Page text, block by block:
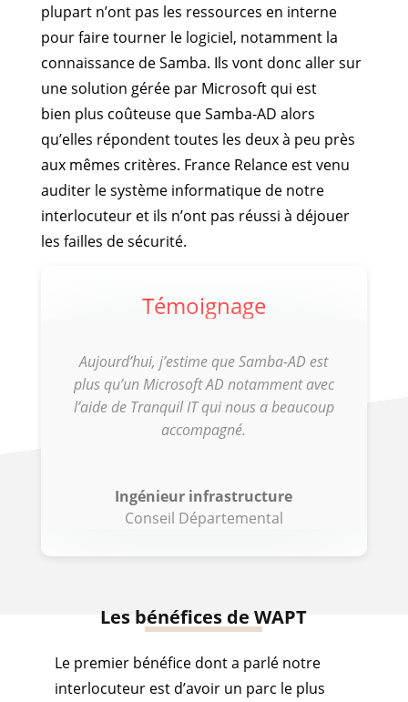
plupart n’ont pas les ressources en interne
pour faire tourner le logiciel, notamment la
connaissance de Samba. Ils vont donc aller sur
une solution gérée par Microsoft qui est
bien plus coûteuse que Samba-AD alors
qu’elles répondent toutes les deux à peu près
aux mêmes critères. France Relance est venu
auditer le système informatique de notre
interlocuteur et ils n’ont pas réussi à déjouer
les failles de sécurité.
Témoignage
Aujourd’hui, j’estime que Samba-AD est
plus qu’un Microsoft AD notamment avec
l’aide de Tranquil IT qui nous a beaucoup
accompagné.
Ingénieur infrastructure
Conseil Départemental
Les bénéfices de WAPT
Le premier bénéfice dont a parlé notre
interlocuteur est d’avoir un parc le plus